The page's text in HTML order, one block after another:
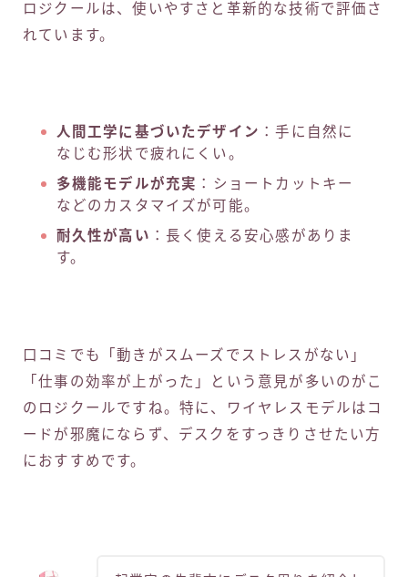
ロジクールは、使いやすさと革新的な技術で評価さ
れています。
人間工学に基づいたデザイン ：手に自然に
なじむ形状で疲れにくい。
多機能モデルが充実 ：ショートカットキー
などのカスタマイズが可能。
耐久性が高い ：長く使える安心感がありま
す。
口コミでも「動きがスムーズでストレスがない」
「仕事の効率が上がった」という意見が多いのがこ
のロジクールですね。特に、ワイヤレスモデルはコ
ードが邪魔にならず、デスクをすっきりさせたい方
におすすめです。